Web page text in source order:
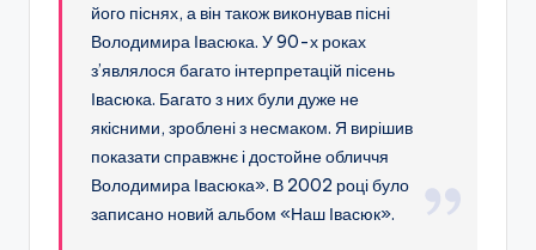
його піснях, а він також виконував пісні
Володимира Івасюка. У 90-х роках
з’являлося багато інтерпретацій пісень
Івасюка. Багато з них були дуже не
якісними, зроблені з несмаком. Я вирішив
показати справжнє і достойне обличчя
Володимира Івасюка». В 2002 році було
записано новий альбом «Наш Івасюк».